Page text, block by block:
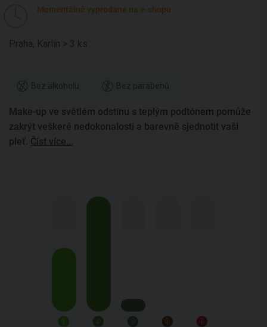
Momentálně vyprodané na e-shopu
Praha, Karlín > 3 ks
Bez alkoholu Bez parabenů
Make-up ve světlém odstínu s teplým podtónem pomůže
zakrýt veškeré nedokonalosti a barevně sjednotit vaši
pleť. Číst více...